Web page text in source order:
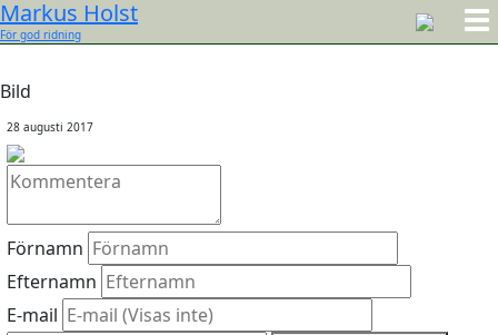
Markus Holst
För god ridning
Bild
28 augusti 2017
Förnamn
Efternamn
E-mail